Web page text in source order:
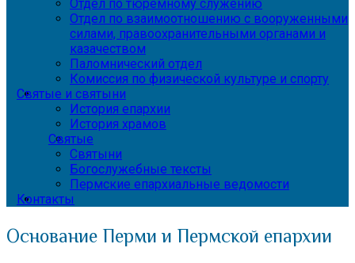
Отдел по тюремному служению
Отдел по взаимоотношению с вооруженными
силами, правоохранительными органами и
казачеством
Паломнический отдел
Комиссия по физической культуре и спорту
Святые и святыни
История епархии
История храмов
Святые
Святыни
Богослужебные тексты
Пермские епархиальные ведомости
Контакты
Основание Перми и Пермской епархии